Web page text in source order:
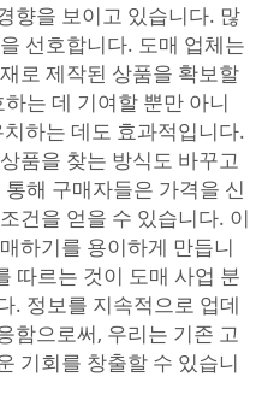
향을 보이고 있습니다. 많
선호합니다. 도매 업체는
로 제작된 상품을 확보할
는 데 기여할 뿐만 아니
하는 데도 효과적입니다.
품을 찾는 방식도 바꾸고
해 구매자들은 가격을 신
건을 얻을 수 있습니다. 이
하기를 용이하게 만듭니
따르는 것이 도매 사업 분
. 정보를 지속적으로 업데
함으로써, 우리는 기존 고
기회를 창출할 수 있습니